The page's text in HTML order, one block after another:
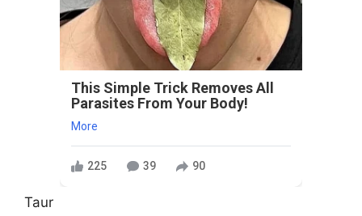
This Simple Trick Removes All
Parasites From Your Body!
More
225 39 90
Taur